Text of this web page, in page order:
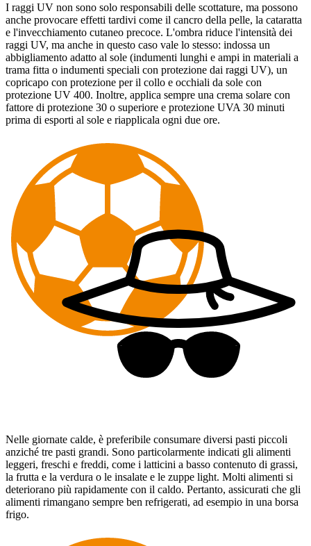
I raggi UV non sono solo responsabili delle scottature, ma possono
anche provocare effetti tardivi come il cancro della pelle, la cataratta
e l'invecchiamento cutaneo precoce. L'ombra riduce l'intensità dei
raggi UV, ma anche in questo caso vale lo stesso: indossa un
abbigliamento adatto al sole (indumenti lunghi e ampi in materiali a
trama fitta o indumenti speciali con protezione dai raggi UV), un
copricapo con protezione per il collo e occhiali da sole con
protezione UV 400. Inoltre, applica sempre una crema solare con
fattore di protezione 30 o superiore e protezione UVA 30 minuti
prima di esporti al sole e riapplicala ogni due ore.
Nelle giornate calde, è preferibile consumare diversi pasti piccoli
anziché tre pasti grandi. Sono particolarmente indicati gli alimenti
leggeri, freschi e freddi, come i latticini a basso contenuto di grassi,
la frutta e la verdura o le insalate e le zuppe light. Molti alimenti si
deteriorano più rapidamente con il caldo. Pertanto, assicurati che gli
alimenti rimangano sempre ben refrigerati, ad esempio in una borsa
frigo.